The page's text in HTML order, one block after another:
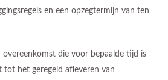
en een opzegtermijn van ten
overeenkomst die voor bepaalde tijd is
tot het geregeld afleveren van